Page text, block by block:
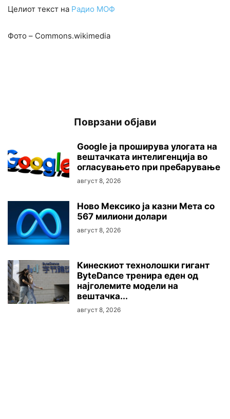
Целиот текст на Радио МОФ
Фото – Commons.wikimedia
Поврзани објави
Google ја проширува улогата на
вештачката интелигенција во
огласувањето при пребарување
август 8, 2026
Ново Мексико ја казни Мета со
567 милиони долари
август 8, 2026
Кинескиот технолошки гигант
ByteDance тренира еден од
најголемите модели на
вештачка...
август 8, 2026